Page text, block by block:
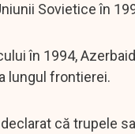
Sovietice în
în 1994,
lungul frontierei.
că trupele